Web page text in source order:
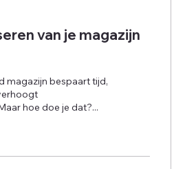
van je magazijn
magazijn bespaart tijd,
hoe doe je dat?...